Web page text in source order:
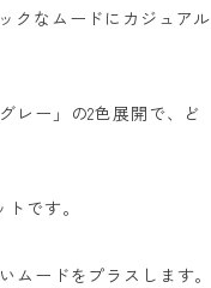
クなムードにカジュアル
レー」の2色展開で、ど
です。
ードをプラスします。